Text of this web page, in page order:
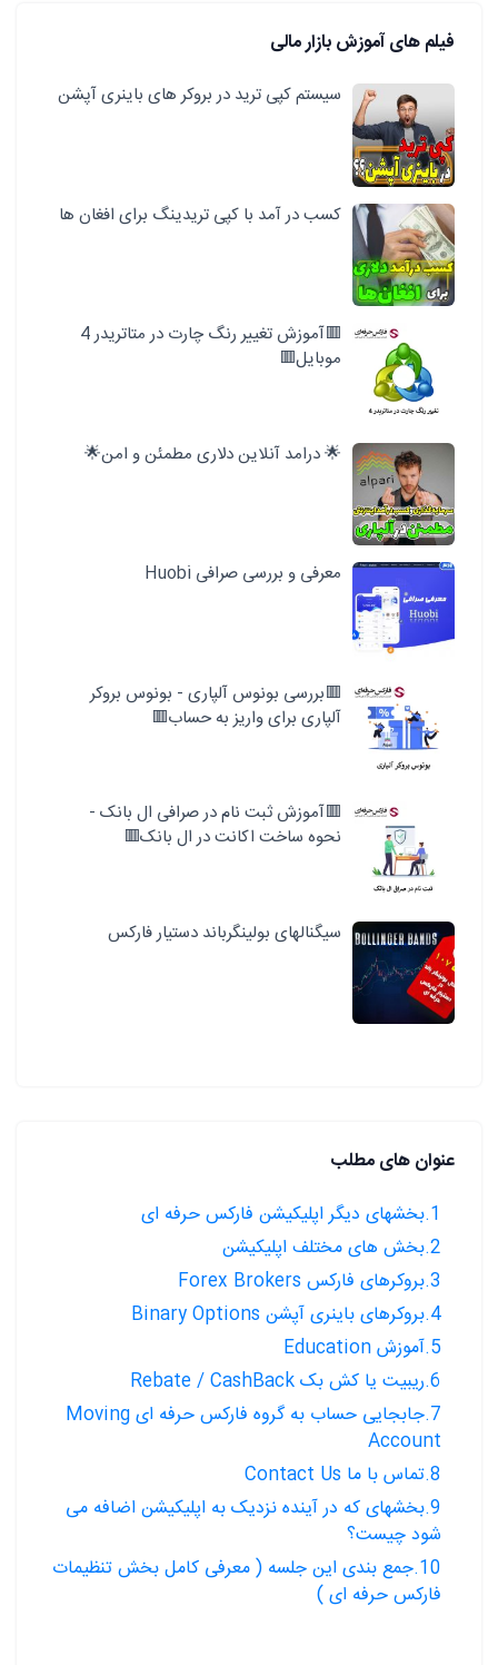
فیلم های آموزش بازار مالی
سیستم کپی ترید در بروکر های باینری آپشن
کسب در آمد با کپی تریدینگ برای افغان ها
🟥آموزش تغییر رنگ چارت در متاتریدر 4
موبایل🟥
🌟 درامد آنلاین دلاری مطمئن و امن🌟
معرفی و بررسی صرافی Huobi
🟥بررسی بونوس آلپاری - بونوس بروکر
آلپاری برای واریز به حساب🟥
🟥آموزش ثبت نام در صرافی ال بانک -
نحوه ساخت اکانت در ال بانک🟥
سیگنالهای بولینگرباند دستیار فارکس
عنوان های مطلب
1.بخشهای دیگر اپلیکیشن فارکس حرفه ای
2.بخش های مختلف اپلیکیشن
3.بروکرهای فارکس Forex Brokers
4.بروکرهای باینری آپشن Binary Options
5.آموزش Education
6.ریبیت یا کش بک Rebate / CashBack
7.جابجایی حساب به گروه فارکس حرفه ای Moving
Account
8.تماس با ما Contact Us
9.بخشهای که در آینده نزدیک به اپلیکیشن اضافه می
شود چیست؟
10.جمع بندی این جلسه ( معرفی کامل بخش تنظیمات
فارکس حرفه ای )